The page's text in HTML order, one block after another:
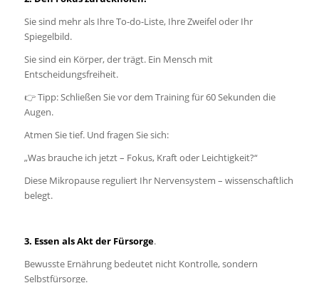
Sie sind mehr als Ihre To-do-Liste, Ihre Zweifel oder Ihr
Spiegelbild.
Sie sind ein Körper, der trägt. Ein Mensch mit
Entscheidungsfreiheit.
👉 Tipp: Schließen Sie vor dem Training für 60 Sekunden die
Augen.
Atmen Sie tief. Und fragen Sie sich:
„Was brauche ich jetzt – Fokus, Kraft oder Leichtigkeit?“
Diese Mikropause reguliert Ihr Nervensystem – wissenschaftlich
belegt.
3. Essen als Akt der Fürsorge.
Bewusste Ernährung bedeutet nicht Kontrolle, sondern
Selbstfürsorge.